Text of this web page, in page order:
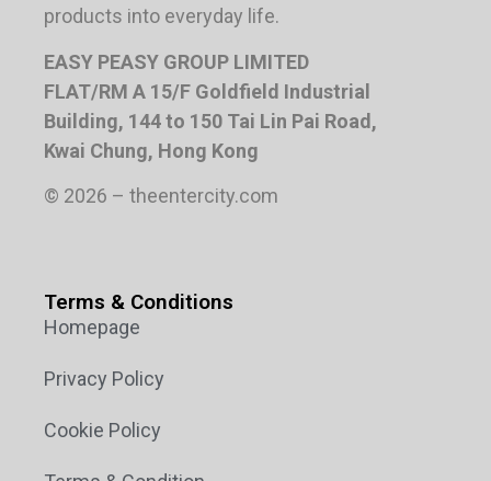
products into everyday life.
EASY PEASY GROUP LIMITED
FLAT/RM A 15/F Goldfield Industrial
Building, 144 to 150 Tai Lin Pai Road,
Kwai Chung, Hong Kong
© 2026 – theentercity.com
Terms & Conditions
Homepage
Privacy Policy
Cookie Policy